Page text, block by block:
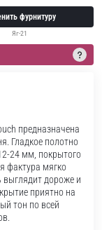
фурнитуру
Яг-21
предназначена
Гладкое полотно
24 мм, покрытого
фактура мягко
выглядит дороже и
приятно на
тон по всей